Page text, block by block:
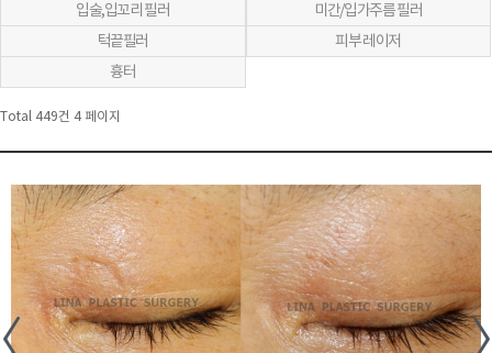
입술,입꼬리 필러
미간/입가주름 필러
턱끝필러
피부 레이저
흉터
Total 449건 4 페이지